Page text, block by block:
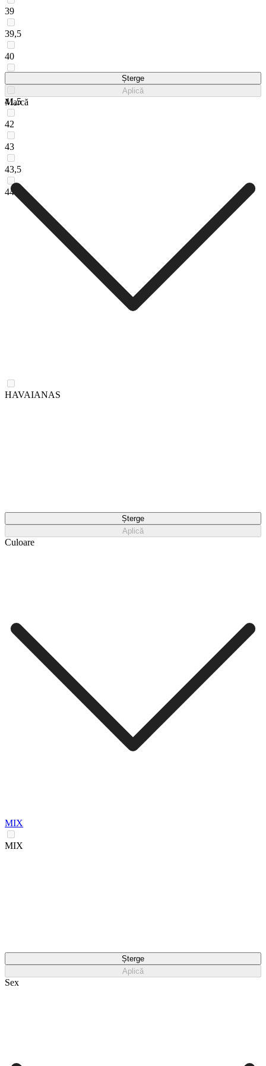
39
39,5
40
41,5
42
43
43,5
44
Șterge
Aplică
Marcă
HAVAIANAS
Șterge
Aplică
Culoare
MIX
MIX
Șterge
Aplică
Sex